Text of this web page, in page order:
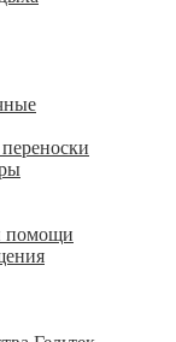
помощи